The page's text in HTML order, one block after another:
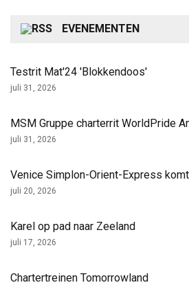
EVENEMENTEN
Testrit Mat'24 'Blokkendoos'
juli 31, 2026
MSM Gruppe charterrit WorldPride
juli 31, 2026
Venice Simplon-Orient-Express
juli 20, 2026
Karel op pad naar Zeeland
juli 17, 2026
Chartertreinen Tomorrowland